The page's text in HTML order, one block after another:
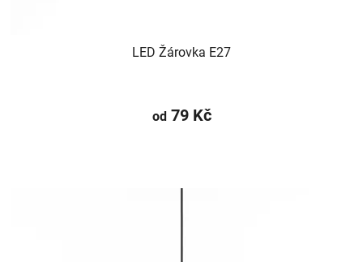
LED Žárovka E27
od79 Kč